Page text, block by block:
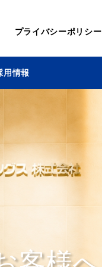
用情報
プライバシーポリシー